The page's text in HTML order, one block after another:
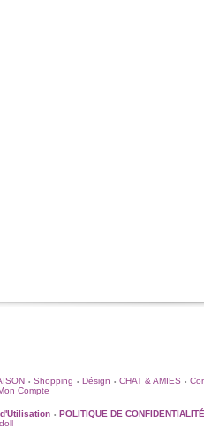
• Shopping • Désign • CHAT & AMIES •
Compte
• POLITIQUE DE CONFIDENTIALITÉ